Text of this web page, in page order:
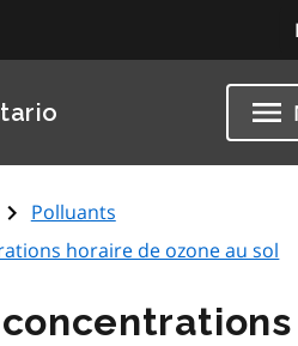
Polluants
horaire de ozone au sol